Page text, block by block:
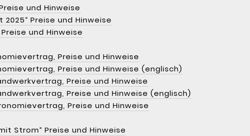
und Hinweise
Preise und Hinweise
und Hinweise
Preise und Hinweise
Preise und Hinweise (englisch)
Preise und Hinweise
Preise und Hinweise (englisch)
Preise und Hinweise
Strom“ Preise und Hinweise